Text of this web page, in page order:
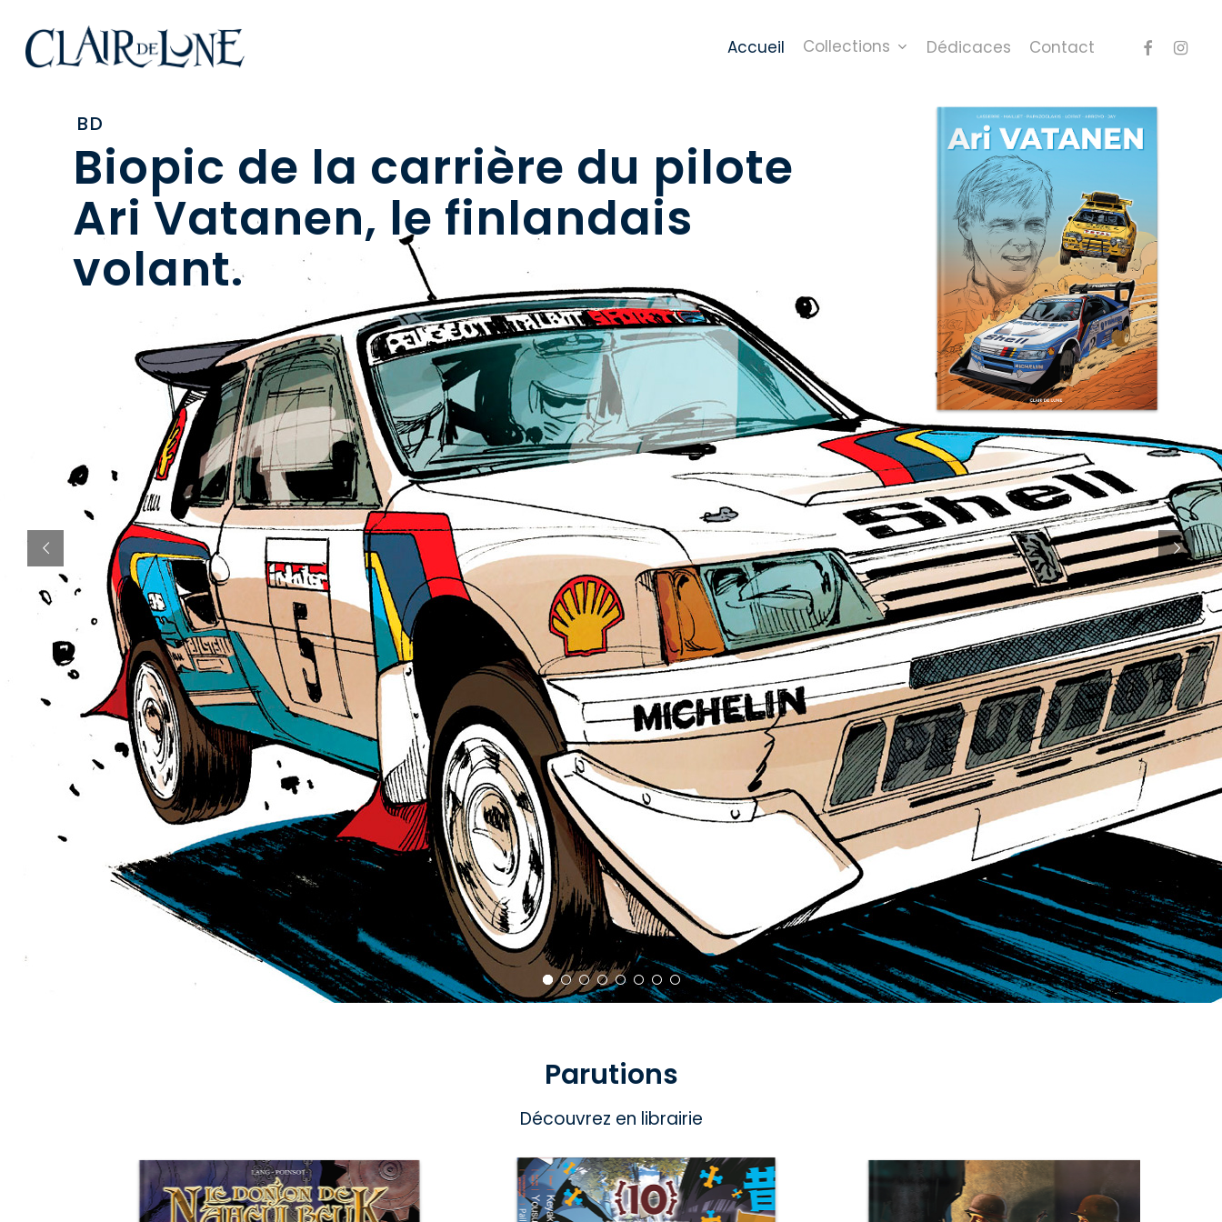
main
content
Accueil Collections Dédicaces Contact facebook
Biopic de la carrière du pilote
Ari Vatanen, le finlandais
volant.
BD
Parutions
Découvrez en librairie